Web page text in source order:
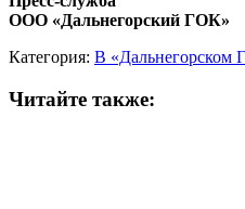
ООО «Дальнегорский ГОК»
Категория: В «Дальнегорском
Читайте также: